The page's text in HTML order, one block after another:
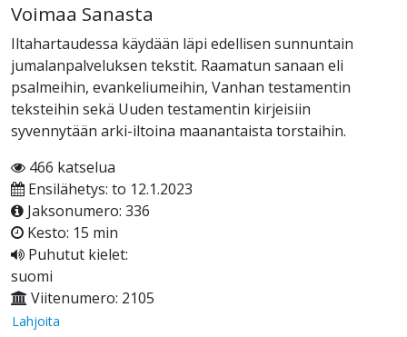
Voimaa Sanasta
Iltahartaudessa käydään läpi edellisen sunnuntain
jumalanpalveluksen tekstit. Raamatun sanaan eli
psalmeihin, evankeliumeihin, Vanhan testamentin
teksteihin sekä Uuden testamentin kirjeisiin
syvennytään arki-iltoina maanantaista torstaihin.
466 katselua
Ensilähetys: to 12.1.2023
Jaksonumero: 336
Kesto: 15 min
Puhutut kielet:
suomi
Viitenumero: 2105
Lahjoita